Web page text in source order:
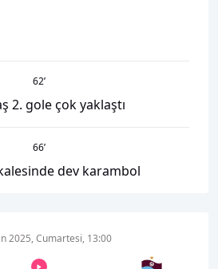
62’
2. gole çok yaklaştı
66’
dev karambol
2025, Cumartesi, 13:00